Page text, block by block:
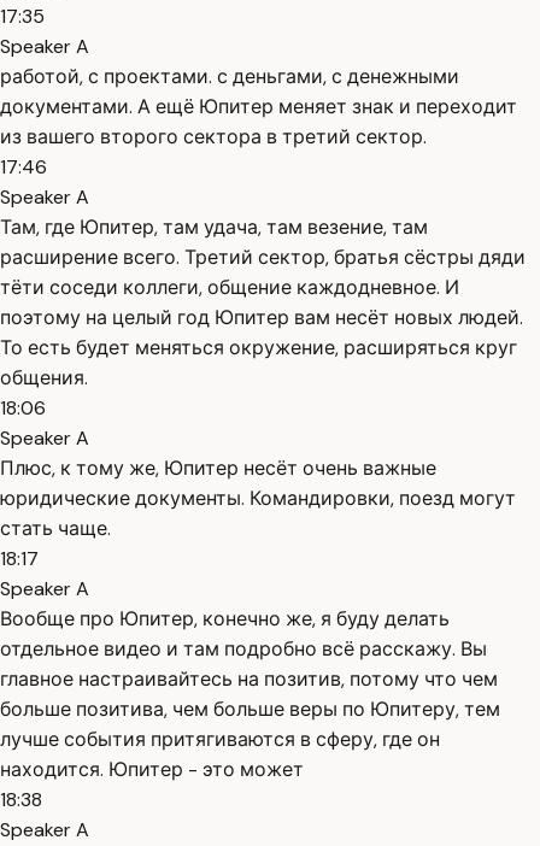
17:35
Speaker A
работой, с проектами. с деньгами, с денежными
документами. А ещё Юпитер меняет знак и переходит
из вашего второго сектора в третий сектор.
17:46
Speaker A
Там, где Юпитер, там удача, там везение, там
расширение всего. Третий сектор, братья сёстры дяди
тёти соседи коллеги, общение каждодневное. И
поэтому на целый год Юпитер вам несёт новых людей.
То есть будет меняться окружение, расширяться круг
общения.
18:06
Speaker A
Плюс, к тому же, Юпитер несёт очень важные
юридические документы. Командировки, поезд могут
стать чаще.
18:17
Speaker A
Вообще про Юпитер, конечно же, я буду делать
отдельное видео и там подробно всё расскажу. Вы
главное настраивайтесь на позитив, потому что чем
больше позитива, чем больше веры по Юпитеру, тем
лучше события притягиваются в сферу, где он
находится. Юпитер - это может
18:38
Speaker A